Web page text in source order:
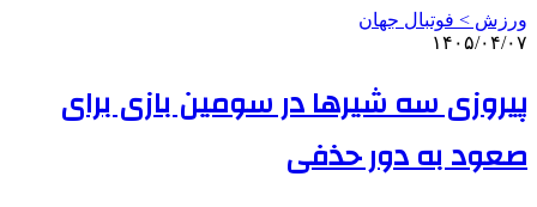
ورزش > فوتبال جهان
۱۴۰۵/۰۴/۰۷
پیروزی سه شیرها در سومین بازی برای
صعود به دور حذفی